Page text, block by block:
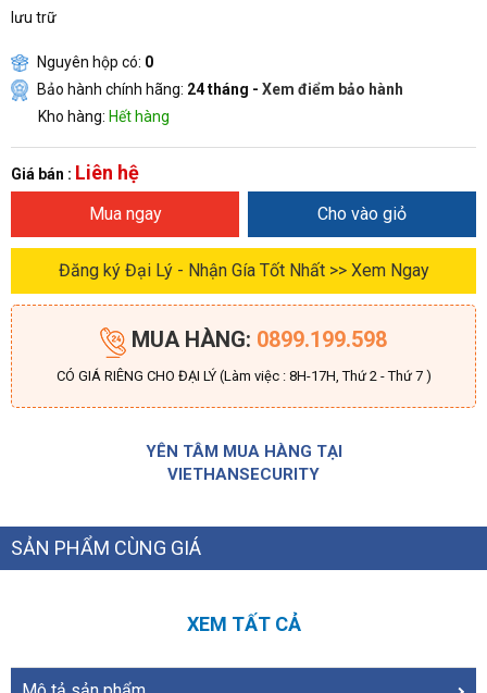
lưu trữ
Nguyên hộp có: 0
Bảo hành chính hãng: 24 tháng - Xem điểm bảo hành
Kho hàng: Hết hàng
Giá bán : Liên hệ
Mua ngay Cho vào giỏ
Đăng ký Đại Lý - Nhận Gía Tốt Nhất >> Xem Ngay
MUA HÀNG: 0899.199.598
CÓ GIÁ RIÊNG CHO ĐẠI LÝ (Làm việc : 8H-17H, Thứ 2 - Thứ 7 )
YÊN TÂM MUA HÀNG TẠI
VIETHANSECURITY
SẢN PHẨM CÙNG GIÁ
XEM TẤT CẢ